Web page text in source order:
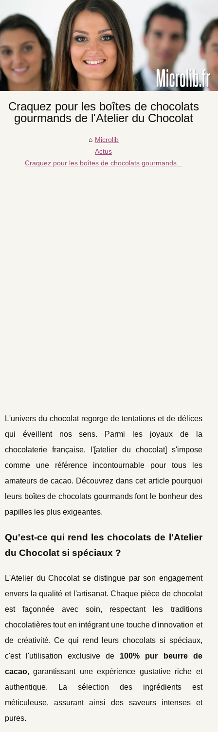
Craquez pour les boîtes de chocolats
gourmands de l'Atelier du Chocolat
Microlib
Actus
Craquez pour les boîtes de chocolats gourmands...
L'univers du chocolat regorge de tentations et de délices
qui éveillent nos sens. Parmi les joyaux de la
chocolaterie française, l'[atelier du chocolat] s'impose
comme une référence incontournable pour tous les
amateurs de cacao. Découvrez dans cet article pourquoi
leurs boîtes de chocolats gourmands font le bonheur des
papilles les plus exigeantes.
Qu'est-ce qui rend les chocolats de l'Atelier
du Chocolat si spéciaux ?
L'Atelier du Chocolat se distingue par son engagement
envers la qualité et l'artisanat. Chaque pièce de chocolat
est façonnée avec soin, respectant les traditions
chocolatières tout en intégrant une touche d'innovation et
de créativité. Ce qui rend leurs chocolats si spéciaux,
c'est l'utilisation exclusive de 100% pur beurre de
cacao, garantissant une expérience gustative riche et
authentique. La sélection des ingrédients est
méticuleuse, assurant ainsi des saveurs intenses et
pures.